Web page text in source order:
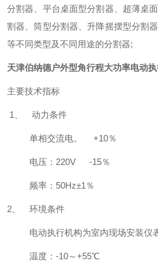
分割器、平台桌面型分割器、超薄桌
割器、筒型分割器、升降摇摆型分割
等不同类型及不同用途的分割器;
天津伯纳德户外型角行程大功率电动
主要技术指标
1 、 动力条件
单相交流电。 +10％
电压：220V -15％
频率：50Hz±1％
2 、 环境条件
电动执行机构为室内现场安装仪表
温度：-10～+55℃